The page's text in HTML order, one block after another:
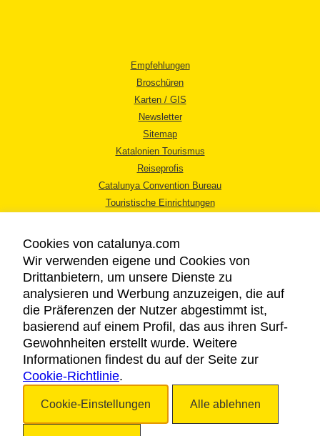
Empfehlungen
Broschüren
Karten / GIS
Newsletter
Sitemap
Katalonien Tourismus
Reiseprofis
Catalunya Convention Bureau
Touristische Einrichtungen
RECHTLICHER HINWEIS
DATENSCHUTZICHTLINIE
COOKIES
BARRIEREFREIHEIT
Cookies von catalunya.com
Wir verwenden eigene und Cookies von
Drittanbietern, um unsere Dienste zu
analysieren und Werbung anzuzeigen, die auf
die Präferenzen der Nutzer abgestimmt ist,
basierend auf einem Profil, das aus ihren Surf-
Gewohnheiten erstellt wurde. Weitere
Informationen findest du auf der Seite zur
Cookie-Richtlinie.
Cookie-Einstellungen Alle ablehnen